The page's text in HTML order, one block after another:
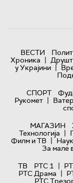
ВЕСТИ
Хроника |
у Украјини |
СПОРТ
Рукомет |
МАГАЗИН
Технологијa |
Филм и ТВ |
За мале
ТВ
РТС 1 |
РТС Драма |
РТС